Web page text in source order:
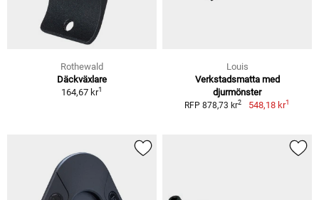
Rothewald
Däckväxlare
164,67 kr1
Louis
Verkstadsmatta med
djurmönster
RFP 878,73 kr2 548,18 kr1